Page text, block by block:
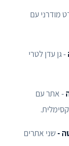
מודרני עם
- גן עדן לטרי
- אתר עם
שני אתרים